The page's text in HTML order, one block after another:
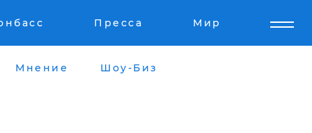
Пресса Мир
Мнение Шоу-Биз